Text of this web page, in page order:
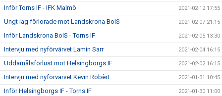
Inför Torns IF - IFK Malmö 2021-02-12 17:55
Ungt lag förlorade mot Landskrona BoIS 2021-02-07 21:15
Inför Landskrona BoIS - Torns IF 2021-02-05 13:30
Intervju med nyförvärvet Lamin Sarr 2021-02-04 16:15
Uddamålsförlust mot Helsingborgs IF 2021-02-02 16:15
Intervju med nyförvärvet Kevin Robèrt 2021-01-31 10:45
Inför Helsingborgs IF - Torns IF 2021-01-30 11:00